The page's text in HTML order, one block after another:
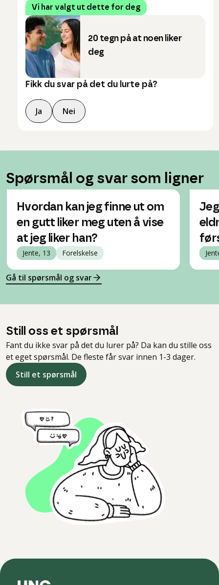
Vi har valgt ut dette for deg
20 tegn på at noen liker
deg
Fikk du svar på det du lurte på?
Ja Nei
Spørsmål og svar som ligner
Hvordan kan jeg finne ut om
en gutt liker meg uten å vise
at jeg liker han?
Jente, 13 Forelskelse
Gå til spørsmål og svar
Still oss et spørsmål
Fant du ikke svar på det du lurer på? Da kan du stille oss
et eget spørsmål. De fleste får svar innen 1-3 dager.
Still et spørsmål